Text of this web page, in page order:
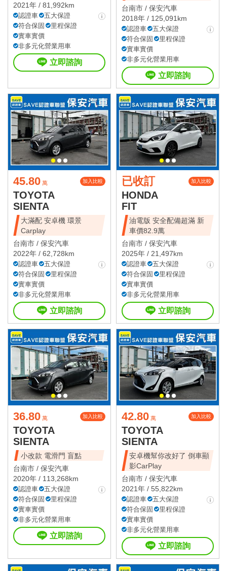
2021年 / 81,992km
認證車
五大保證
符合保固
里程保證
實車實價
非多元化營業用車
立即諮詢
台南市 / 保安汽車
2018年 / 125,091km
認證車
五大保證
符合保固
里程保證
實車實價
非多元化營業用車
立即諮詢
45.80 萬 加入比較
TOYOTA
SIENTA
大滿配 安卓機 環景
Carplay
台南市 / 保安汽車
2022年 / 62,728km
認證車
五大保證
符合保固
里程保證
實車實價
非多元化營業用車
立即諮詢
已收訂 加入比較
HONDA
FIT
油電版 安全配備超滿 新
車價82.9萬
台南市 / 保安汽車
2025年 / 21,497km
認證車
五大保證
符合保固
里程保證
實車實價
非多元化營業用車
立即諮詢
36.80 萬 加入比較
TOYOTA
SIENTA
小改款 電滑門 盲點
台南市 / 保安汽車
2020年 / 113,268km
認證車
五大保證
符合保固
里程保證
實車實價
非多元化營業用車
立即諮詢
42.80 萬 加入比較
TOYOTA
SIENTA
安卓機幫你改好了 倒車顯
影CarPlay
台南市 / 保安汽車
2021年 / 55,822km
認證車
五大保證
符合保固
里程保證
實車實價
非多元化營業用車
立即諮詢